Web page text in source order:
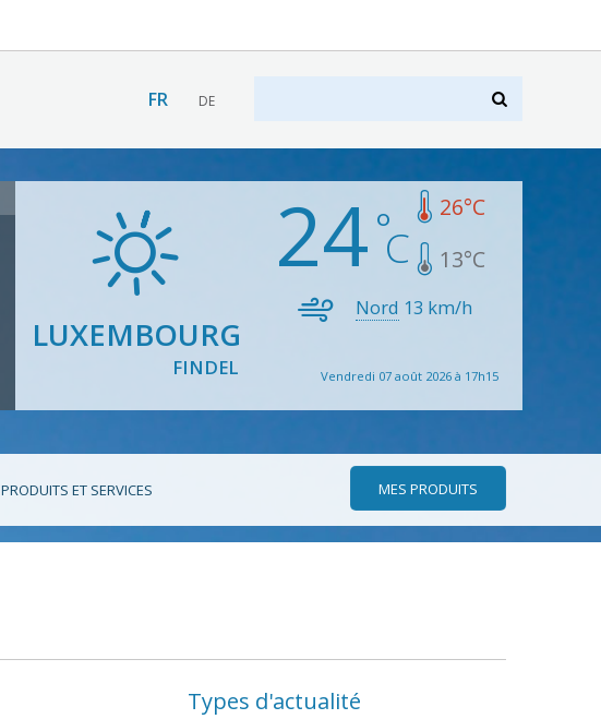
FR DE
LUXEMBOURG
FINDEL
24 26°C
13°C
Nord 13 km/h
Vendredi 07 août 2026 à 17h15
PRODUITS ET SERVICES MES PRODUITS
Types d'actualité